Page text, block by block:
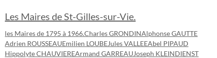
Les Maires de St-Gilles-sur-Vie.
les Maires de 1795 à 1966.Charles GRONDINAlphonse GAUTTE
Adrien ROUSSEAUEmilien LOUBEJules VALLEEAbel PIPAUD
Hippolyte CHAUVIEREArmand GARREAUJoseph KLEINDIENST